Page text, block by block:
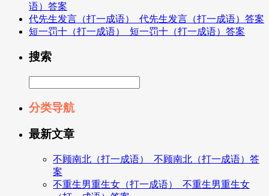
语）答案
代先生发言（打一成语）_代先生发言（打一成语）答案
短一罚十（打一成语）_短一罚十（打一成语）答案
搜索
分类导航
最新文章
不顾南北（打一成语）_不顾南北（打一成语）答
案
不重生男重生女（打一成语）_不重生男重生女